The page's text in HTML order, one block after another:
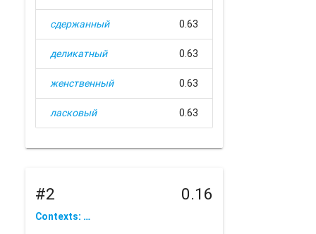
сдержанный 0.63
деликатный 0.63
женственный 0.63
ласковый 0.63
#2 0.16
Contexts: …